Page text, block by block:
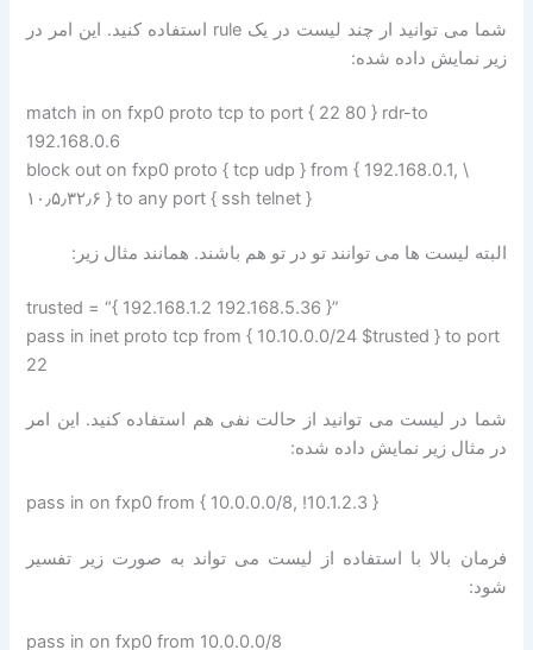
شما می توانید ار چند لیست در یک rule استفاده کنید. این امر در
زیر نمایش داده شده:
match in on fxp0 proto tcp to port { 22 80 } rdr-to
192.168.0.6
block out on fxp0 proto { tcp udp } from { 192.168.0.1, \
۱۰٫۵٫۳۲٫۶ } to any port { ssh telnet }
البته لیست ها می توانند تو در تو هم باشند. همانند مثال زیر:
trusted = “{ 192.168.1.2 192.168.5.36 }”
pass in inet proto tcp from { 10.10.0.0/24 $trusted } to port
22
شما در لیست می توانید از حالت نفی هم استفاده کنید. این امر
در مثال زیر نمایش داده شده:
pass in on fxp0 from { 10.0.0.0/8, !10.1.2.3 }
فرمان بالا با استفاده از لیست می تواند به صورت زیر تفسیر
شود:
pass in on fxp0 from 10.0.0.0/8